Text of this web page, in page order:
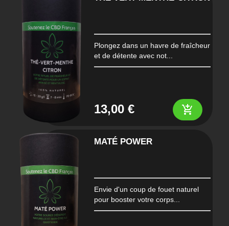
Plongez dans un havre de fraîcheur
et de détente avec not...
13,00 € add_shopping_cart
MATÉ POWER
Envie d'un coup de fouet naturel
pour booster votre corps...